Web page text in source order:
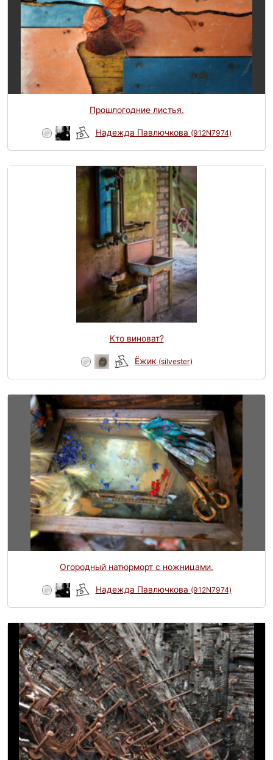
Прошлогодние листья.
Надежда Павлючкова (912N7974)
Кто виноват?
Ёжик (silvester)
Огородный натюрморт с ножницами.
Надежда Павлючкова (912N7974)